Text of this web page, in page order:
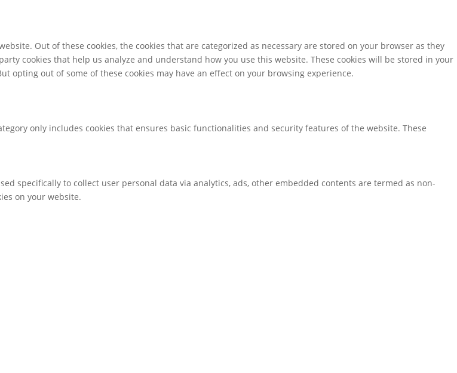
Out of these cookies, the cookies that are categorized as necessary are stored on your browser as they
cookies that help us analyze and understand how you use this website. These cookies will be stored in your
opting out of some of these cookies may have an effect on your browsing experience.
only includes cookies that ensures basic functionalities and security features of the website. These
specifically to collect user personal data via analytics, ads, other embedded contents are termed as non-
on your website.